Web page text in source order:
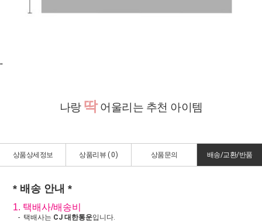
"
나랑 딱어울리는 추천 아이템
상품상세정보 상품리뷰 (0) 상품문의 배송/교환/반품
* 배송 안내 *
1. 택배사/배송비
- 택배사는 CJ 대한통운입니다.